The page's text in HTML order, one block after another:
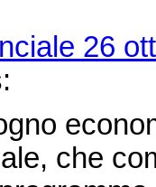
26
che